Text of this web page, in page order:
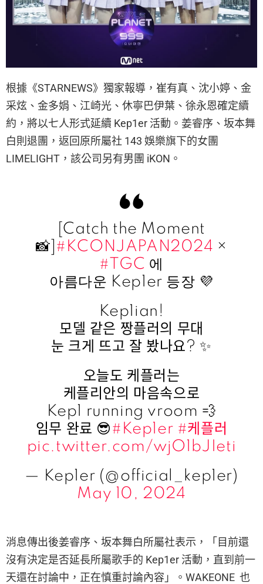
根據《STARNEWS》獨家報導，崔有真、沈小婷、金
采炫、金多娟、江崎光、休寧巴伊葉、徐永恩確定續
約，將以七人形式延續 Kep1er 活動。姜睿序、坂本舞
白則退團，返回原所屬社 143 娛樂旗下的女團
LIMELIGHT，該公司另有男團 iKON。
[Catch the Moment
📸] #KCONJAPAN2024 ×
#TGC 에
아름다운 Kep1er 등장 💜
Kep1ian!
모델 같은 짱플러의 무대
눈 크게 뜨고 잘 봤나요? ✨
오늘도 케플러는
케플리안의 마음속으로
Kep1 running vroom 💨
임무 완료 😎#Kep1er #케플러
pic.twitter.com/wjO1bJIeti
— Kep1er (@official_kep1er)
May 10, 2024
消息傳出後姜睿序、坂本舞白所屬社表示，「目前還
沒有決定是否延長所屬歌手的 Kep1er 活動，直到前一
天還在討論中，正在慎重討論內容」。WAKEONE 也